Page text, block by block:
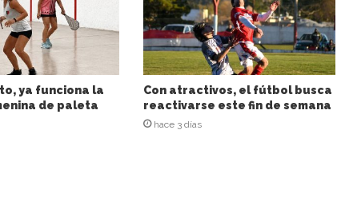
ya funciona la
de paleta
Con atractivos, el fútbol busca
reactivarse este fin de semana
hace 3 días